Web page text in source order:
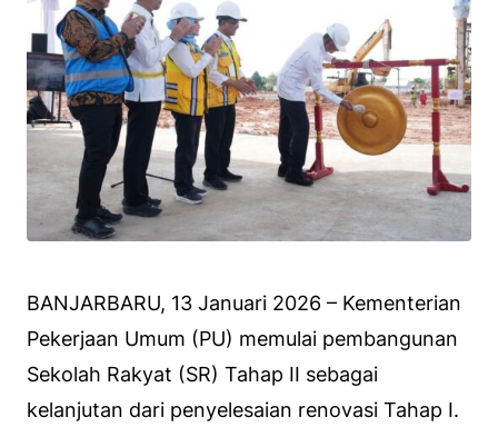
BANJARBARU, 13 Januari 2026 – Kementerian
Pekerjaan Umum (PU) memulai pembangunan
Sekolah Rakyat (SR) Tahap II sebagai
kelanjutan dari penyelesaian renovasi Tahap I.